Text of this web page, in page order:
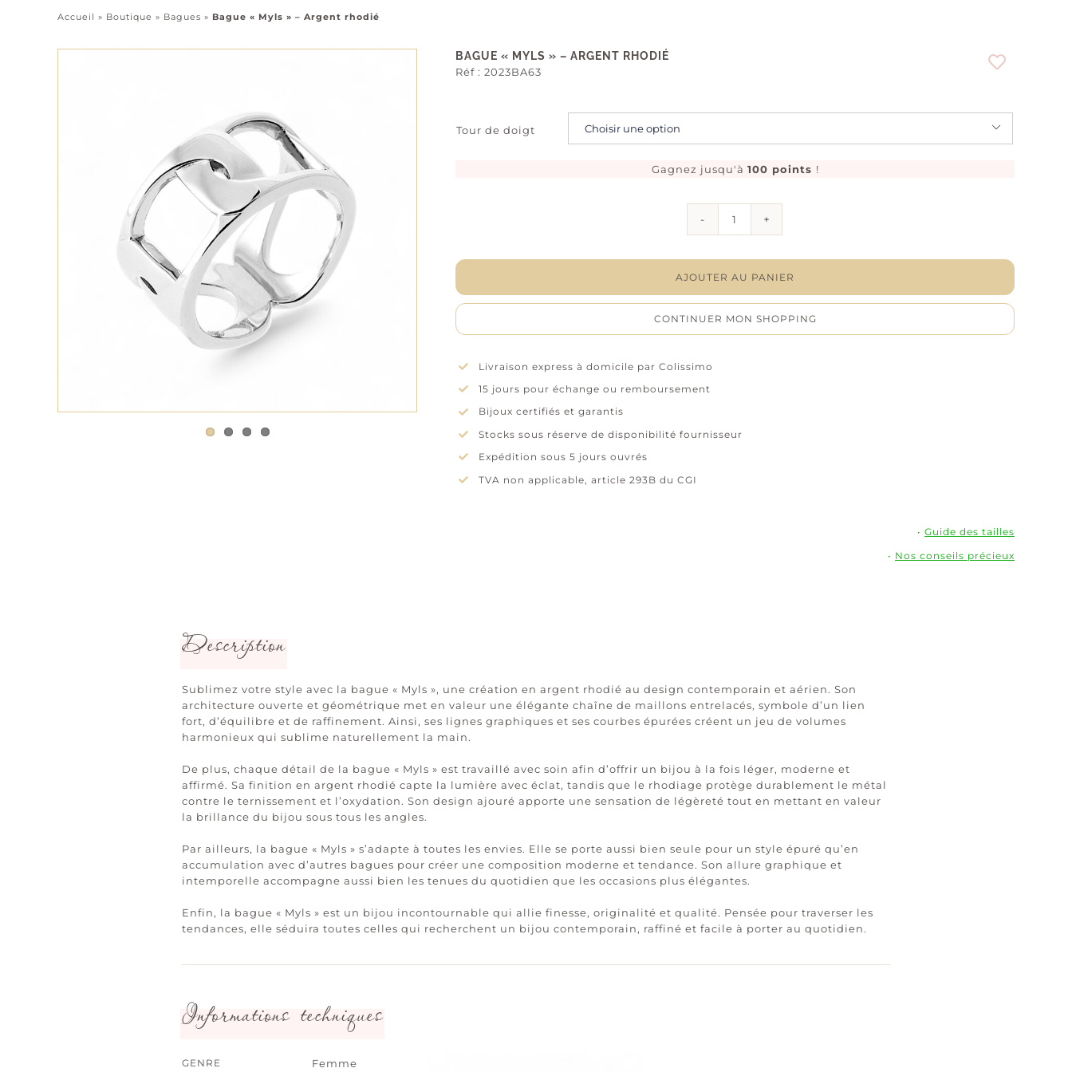
Accueil » Boutique » Bagues » Bague « Myls » – Argent rhodié
BAGUE « MYLS » – ARGENT RHODIÉ
Réf :2023BA63
Tour de doigt 
Gagnez jusqu'à 100 points !
"Myls"
-
rhodié
AJOUTER AU PANIER
CONTINUER MON SHOPPING
Livraison express à domicile par Colissimo
15 jours pour échange ou remboursement
Bijoux certifiés et garantis
Stocks sous réserve de disponibilité fournisseur
Expédition sous 5 jours ouvrés
TVA non applicable, article 293B du CGI
•Guide des tailles
• Nos conseils précieux
Description
Sublimez votre style avec la bague « Myls », une création en argent rhodié au design contemporain et aérien. Son
architecture ouverte et géométrique met en valeur une élégante chaîne de maillons entrelacés, symbole d’un lien
fort, d’équilibre et de raffinement. Ainsi, ses lignes graphiques et ses courbes épurées créent un jeu de volumes
harmonieux qui sublime naturellement la main.
De plus, chaque détail de la bague « Myls » est travaillé avec soin afin d’offrir un bijou à la fois léger, moderne et
affirmé. Sa finition en argent rhodié capte la lumière avec éclat, tandis que le rhodiage protège durablement le métal
contre le ternissement et l’oxydation. Son design ajouré apporte une sensation de légèreté tout en mettant en valeur
la brillance du bijou sous tous les angles.
Par ailleurs, la bague « Myls » s’adapte à toutes les envies. Elle se porte aussi bien seule pour un style épuré qu’en
accumulation avec d’autres bagues pour créer une composition moderne et tendance. Son allure graphique et
intemporelle accompagne aussi bien les tenues du quotidien que les occasions plus élégantes.
Enfin, la bague « Myls » est un bijou incontournable qui allie finesse, originalité et qualité. Pensée pour traverser les
tendances, elle séduira toutes celles qui recherchent un bijou contemporain, raffiné et facile à porter au quotidien.
Informations techniques
GENRE Femme